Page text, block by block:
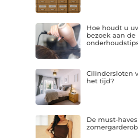
Hoe houdt u
bezoek aan
Cilindersloten
het tijd?
De must-